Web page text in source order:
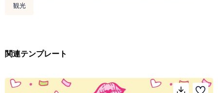
観光
関連テンプレート